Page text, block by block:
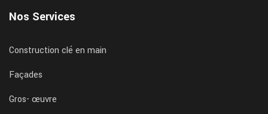
Nos Services
Construction clé en main
Façades
Gros- œuvre